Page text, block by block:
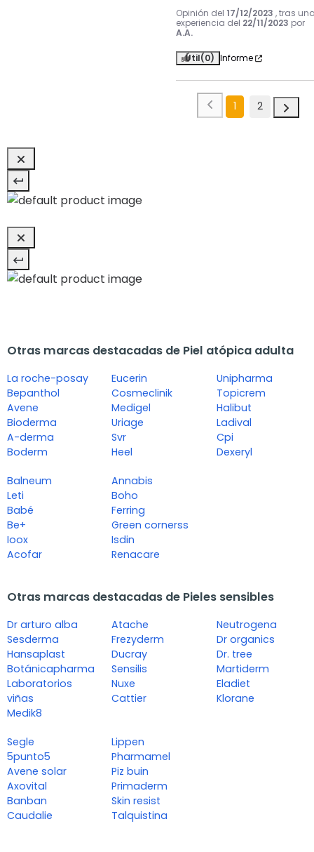
Opinión del 17/12/2023 , tras
experiencia del 22/11/2023 por
A.A.
Útil(0) Informe
1 2
Otras marcas destacadas de Piel atópica adulta
La roche-posay
Bepanthol
Avene
Bioderma
A-derma
Boderm
Eucerin
Cosmeclinik
Medigel
Uriage
Svr
Heel
Unipharma
Topicrem
Halibut
Ladival
Cpi
Dexeryl
Balneum
Leti
Babé
Be+
Ioox
Acofar
Annabis
Boho
Ferring
Green cornerss
Isdin
Renacare
Otras marcas destacadas de Pieles sensibles
Dr arturo alba
Sesderma
Hansaplast
Botánicapharma
Laboratorios
viñas
Medik8
Atache
Frezyderm
Ducray
Sensilis
Nuxe
Cattier
Neutrogena
Dr organics
Dr. tree
Martiderm
Eladiet
Klorane
Segle
5punto5
Avene solar
Axovital
Banban
Caudalie
Lippen
Pharmamel
Piz buin
Primaderm
Skin resist
Talquistina